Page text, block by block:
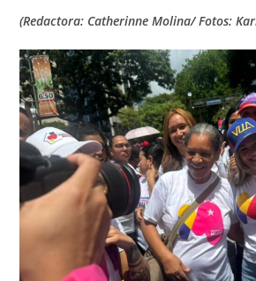
(Redactora: Catherinne Molina/ Fotos: